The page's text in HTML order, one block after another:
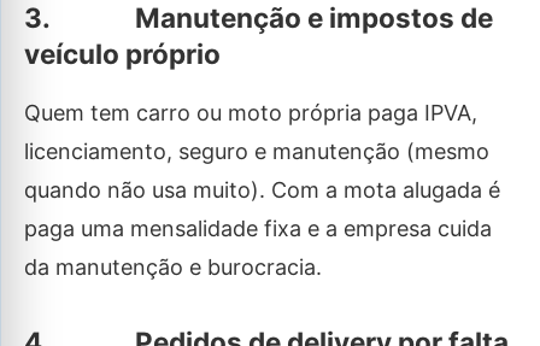
3. Manutenção e impostos de
veículo próprio
Quem tem carro ou moto própria paga IPVA,
licenciamento, seguro e manutenção (mesmo
quando não usa muito). Com a mota alugada é
paga uma mensalidade fixa e a empresa cuida
da manutenção e burocracia.